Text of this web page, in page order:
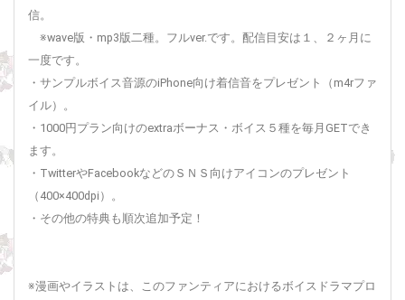
信。
※wave版・mp3版二種。フルver.です。配信目安は１、２ヶ月に
一度です。
・サンプルボイス音源のiPhone向け着信音をプレゼント（m4rファ
イル）。
・1000円プラン向けのextraボーナス・ボイス５種を毎月GETでき
ます。
・TwitterやFacebookなどのＳＮＳ向けアイコンのプレゼント
（400×400dpi）。
・その他の特典も順次追加予定！
※漫画やイラストは、このファンティアにおけるボイスドラマプロ